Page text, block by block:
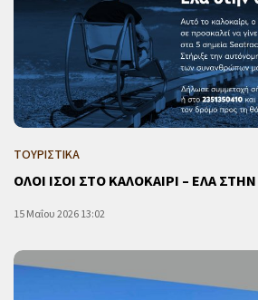
ΤΟΥΡΙΣΤΙΚΑ
ΟΛΟΙ ΙΣΟΙ ΣΤΟ ΚΑΛΟΚΑΙΡΙ – ΕΛΑ
15 Μαΐου 2026 13:02